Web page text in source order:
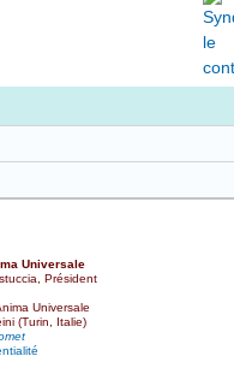
Universale
Président
Universale
(Turin, Italie)